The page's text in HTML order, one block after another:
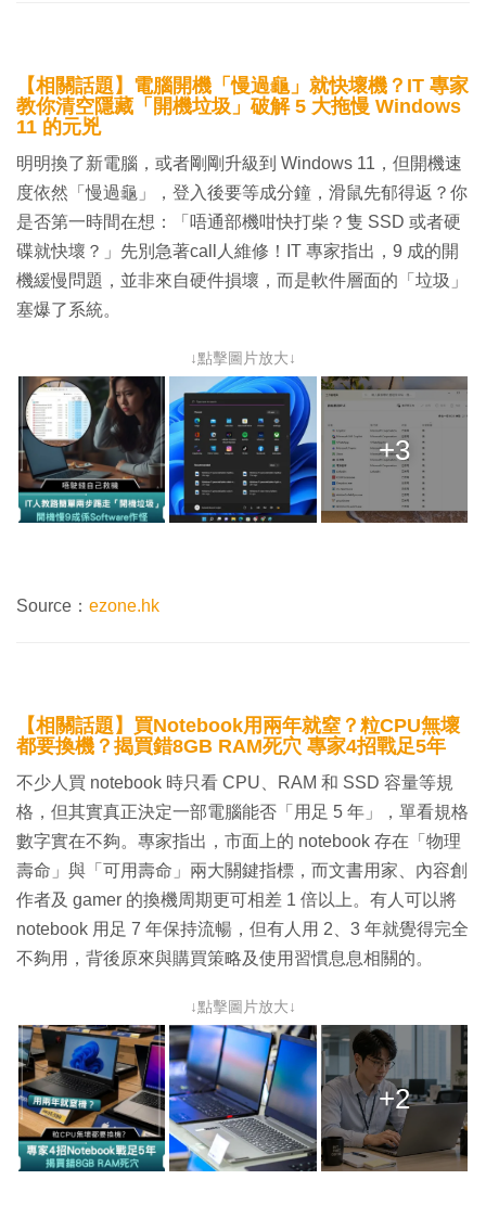
【相關話題】電腦開機「慢過龜」就快壞機？IT 專家
教你清空隱藏「開機垃圾」破解 5 大拖慢 Windows
11 的元兇
明明換了新電腦，或者剛剛升級到 Windows 11，但開機速
度依然「慢過龜」，登入後要等成分鐘，滑鼠先郁得返？你
是否第一時間在想：「唔通部機咁快打柴？隻 SSD 或者硬
碟就快壞？」先別急著call人維修！IT 專家指出，9 成的開
機緩慢問題，並非來自硬件損壞，而是軟件層面的「垃圾」
塞爆了系統。
↓點擊圖片放大↓
+3
Source： ezone.hk
【相關話題】買Notebook用兩年就窒？粒CPU無壞
都要換機？揭買錯8GB RAM死穴 專家4招戰足5年
不少人買 notebook 時只看 CPU、RAM 和 SSD 容量等規
格，但其實真正決定一部電腦能否「用足 5 年」，單看規格
數字實在不夠。專家指出，市面上的 notebook 存在「物理
壽命」與「可用壽命」兩大關鍵指標，而文書用家、內容創
作者及 gamer 的換機周期更可相差 1 倍以上。有人可以將
notebook 用足 7 年保持流暢，但有人用 2、3 年就覺得完全
不夠用，背後原來與購買策略及使用習慣息息相關的。
↓點擊圖片放大↓
+2